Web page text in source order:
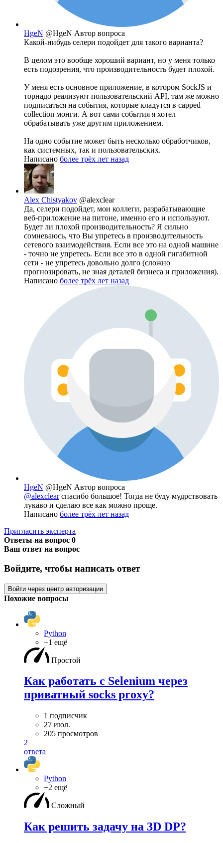
HgeN @HgeN Автор вопроса
Какой-нибудь селери подойдет для такого варианта?
В целом это вообще хороший вариант, но у меня только
есть подозрения, что производительность будет плохой.
У меня есть основное приложение, в котором SockJS и
торнадо реализуют пользовательский API, там же можно
подписаться на события, которые кладутся в capped
collection монги. А вот сами события я хотел
обрабатывать уже другим приложением.
На одно событие может быть несколько обработчиков,
как системных, так и пользовательских.
Написано более трёх лет назад
Alex Chistyakov @alexclear
Да, селери подойдет, мои коллеги, разрабатывающие
веб-приложение на питоне, именно его и используют.
Будет ли плохой производительность? Я сильно
сомневаюсь, что Вы упретесь в производительность
сетевого взаимодействия. Если все это на одной машине
- точно не упретесь. Если все это в одной гигабитной
сети - не упретесь довольно долго (сложно
прогнозировать, не зная деталей бизнеса и приложения).
Написано более трёх лет назад
HgeN @HgeN Автор вопроса
@alexclearспасибо большое! Тогда не буду мудрствовать
лукаво и сделаю все как можно проще.
Написано более трёх лет назад
Пригласить эксперта
Ответы на вопрос 0
Ваш ответ на вопрос
Войдите, чтобы написать ответ
Войти через центр авторизации
Похожие вопросы
Python
+1 ещё
Простой
Как работать с Selenium через
приватный socks proxy?
1 подписчик
27 июл.
205 просмотров
2
ответа
Python
+2 ещё
Сложный
Как решить задачу на 3D DP?